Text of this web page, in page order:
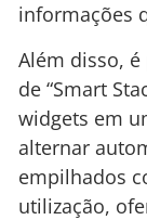
informações
Além disso,
de “Smart
widgets em
alternar
empilhados
utilização,